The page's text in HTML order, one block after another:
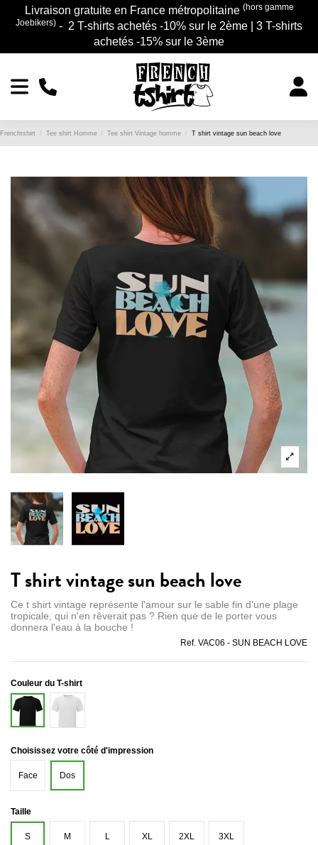
Livraison gratuite en France métropolitaine (hors gamme
Joebikers) - 2 T-shirts achetés -10% sur le 2ème | 3 T-shirts
achetés -15% sur le 3ème
Frenchtshirt Tee shirt Homme Tee shirt Vintage homme T shirt vintage sun beach love
T shirt vintage sun beach love
Ce t shirt vintage représente l'amour sur le sable fin d'une plage
tropicale, qui n'en rêverait pas ? Rien que de le porter vous
donnera l'eau à la bouche !
Ref. VAC06 - SUN BEACH LOVE
Couleur du T-shirt
Noir
Blanc
Choisissez votre côté d'impression
Face Dos
Taille
S M L XL 2XL 3XL